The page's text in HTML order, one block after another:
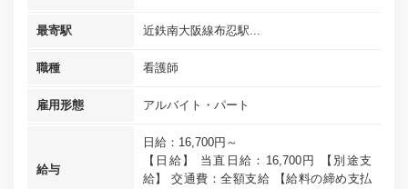
最寄駅 近鉄南大阪線布忍駅...
職種 看護師
雇用形態 アルバイト・パート
給与
日給：16,700円～
【日給】 当直日給：16,700円 【別途支
給】 交通費：全額支給 【給料の締め支払